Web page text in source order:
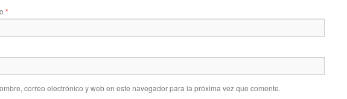
*
correo electrónico y web en este navegador para la próxima vez que comente.